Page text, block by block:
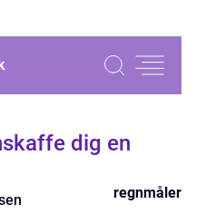
dig en
regnmåler